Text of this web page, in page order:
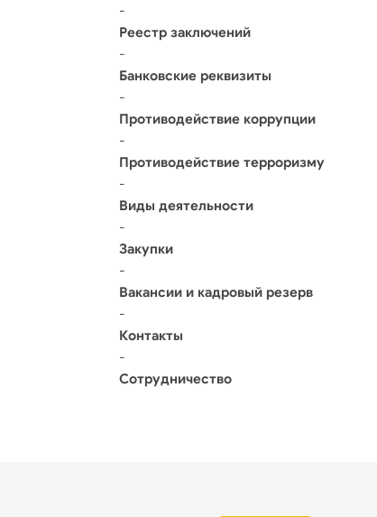
-
Реестр заключений
-
Банковские реквизиты
-
Противодействие коррупции
-
Противодействие терроризму
-
Виды деятельности
-
Закупки
-
Вакансии и кадровый резерв
-
Контакты
-
Сотрудничество